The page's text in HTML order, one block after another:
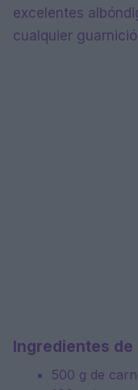
excelentes
cualquier
Ingredientes de
500 g de